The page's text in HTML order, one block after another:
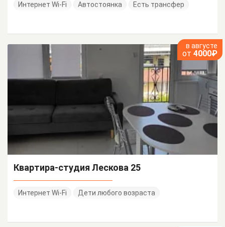
Интернет Wi-Fi Автостоянка Есть трансфер
в августе
от 4000₽
Квартира-студия Лескова 25
Интернет Wi-Fi Дети любого возраста